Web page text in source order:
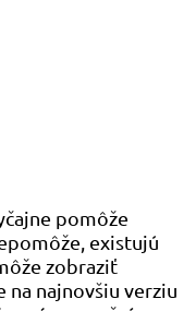
pomôže
existujú
zobraziť
na najnovšiu verziu